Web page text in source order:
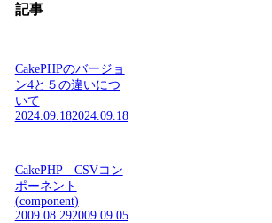
記事
CakePHPのバージョ
ン4と５の違いにつ
いて
2024.09.182024.09.18
CakePHP CSVコン
ポーネント
(component)
2009.08.292009.09.05